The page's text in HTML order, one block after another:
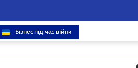
Бізнес під час війни